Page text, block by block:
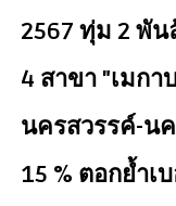
2567 ทุ่ม 2 พั
4 สาขา "เมก
นครสวรรค์-น
15 % ตอกย้ำ